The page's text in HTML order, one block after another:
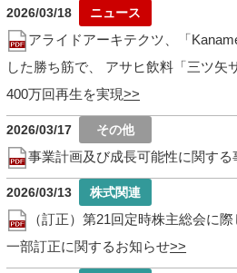
2026/03/18
アライドアーキテクツ、「
した勝ち筋で、 アサヒ飲料「三ツ矢
400万回再生を実現
2026/03/17
事業計画及び成長可能性に関する
2026/03/13
（訂正）第21回定時株主総会に
一部訂正に関するお知らせ